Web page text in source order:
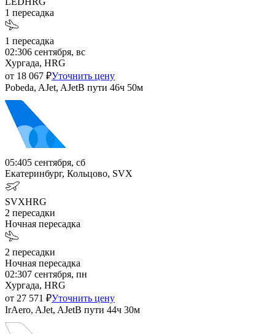
1 пересадка
1 пересадка
02:306 сентября, вс
Хургада, HRG
от 18 067 ₽Уточнить цену
Pobeda, AJet, AJetВ пути 46ч 50м
05:405 сентября, сб
Екатеринбург, Кольцово, SVX
SVXHRG
2 пересадки
Ночная пересадка
2 пересадки
Ночная пересадка
02:307 сентября, пн
Хургада, HRG
от 27 571 ₽Уточнить цену
IrAero, AJet, AJetВ пути 44ч 30м